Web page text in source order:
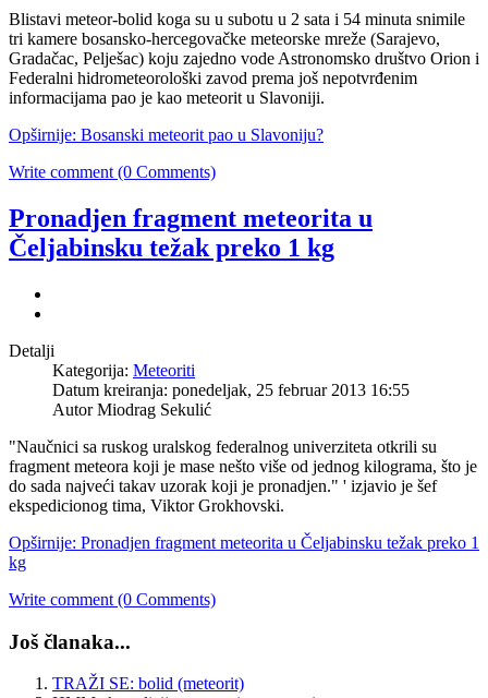
Blistavi meteor-bolid koga su u subotu u 2 sata i 54 minuta snimile
tri kamere bosansko-hercegovačke meteorske mreže (Sarajevo,
Gradačac, Pelješac) koju zajedno vode Astronomsko društvo Orion i
Federalni hidrometeorološki zavod prema još nepotvrđenim
informacijama pao je kao meteorit u Slavoniji.
Opširnije: Bosanski meteorit pao u Slavoniju?
Write comment (0 Comments)
Pronadjen fragment meteorita u
Čeljabinsku težak preko 1 kg
Detalji
Kategorija: Meteoriti
Datum kreiranja: ponedeljak, 25 februar 2013 16:55
Autor Miodrag Sekulić
"Naučnici sa ruskog uralskog federalnog univerziteta otkrili su
fragment meteora koji je mase nešto više od jednog kilograma, što je
do sada najveći takav uzorak koji je pronadjen." ' izjavio je šef
ekspedicionog tima, Viktor Grokhovski.
Opširnije: Pronadjen fragment meteorita u Čeljabinsku težak preko 1
kg
Write comment (0 Comments)
Još članaka...
TRAŽI SE: bolid (meteorit)